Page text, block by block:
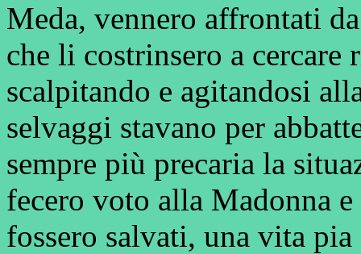
Meda, vennero affrontati
che li costrinsero a
scalpitando e agitandosi
selvaggi stavano per
sempre più precaria la
fecero voto alla Madonna
fossero salvati, una vita